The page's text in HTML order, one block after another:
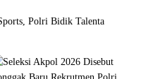
Polri Bidik Talenta